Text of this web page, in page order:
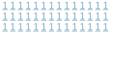
1 1 1 1 1 1 1 1 1 1 1 1 1 1
1 1 1 1 1 1 1 1 1 1 1 1 1 1
1 1 1 1 1 1 1 1 1 1 1 1 1 1